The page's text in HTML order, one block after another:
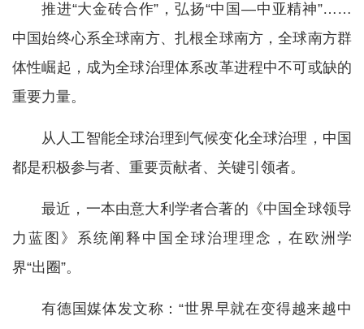
推进“大金砖合作”，弘扬“中国—中亚精神”……
中国始终心系全球南方、扎根全球南方，全球南方群
体性崛起，成为全球治理体系改革进程中不可或缺的
重要力量。
从人工智能全球治理到气候变化全球治理，中国
都是积极参与者、重要贡献者、关键引领者。
最近，一本由意大利学者合著的《中国全球领导
力蓝图》系统阐释中国全球治理理念，在欧洲学
界“出圈”。
有德国媒体发文称：“世界早就在变得越来越中